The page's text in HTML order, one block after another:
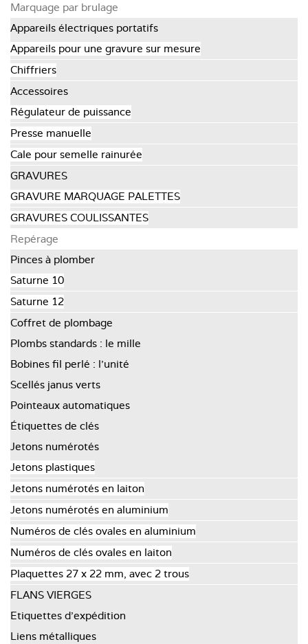
Marquage par brulage
Appareils électriques portatifs
Appareils pour une gravure sur mesure
Chiffriers
Accessoires
Régulateur de puissance
Presse manuelle
Cale pour semelle rainurée
GRAVURES
GRAVURE MARQUAGE PALETTES
GRAVURES COULISSANTES
Repérage
Pinces à plomber
Saturne 10
Saturne 12
Coffret de plombage
Plombs standards : le mille
Bobines fil perlé : l’unité
Scellés janus verts
Pointeaux automatiques
Étiquettes de clés
Jetons numérotés
Jetons plastiques
Jetons numérotés en laiton
Jetons numérotés en aluminium
Numéros de clés ovales en aluminium
Numéros de clés ovales en laiton
Plaquettes 27 x 22 mm, avec 2 trous
FLANS VIERGES
Etiquettes d'expédition
Liens métalliques